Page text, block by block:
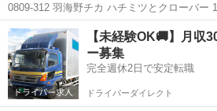
0809-312 羽海野チカ ハチミツとクローバー 1-5巻セッ
使用に伴う多少のスレ、キズ、落としきれな
詳細は現地でご確認ください ・お値引きは
願...
愛媛 松山市 マンガ、コミック、ア
【未経験OK🚚】月収
ー募集
完全週休2日で安定転職
ドライバーダイレクト